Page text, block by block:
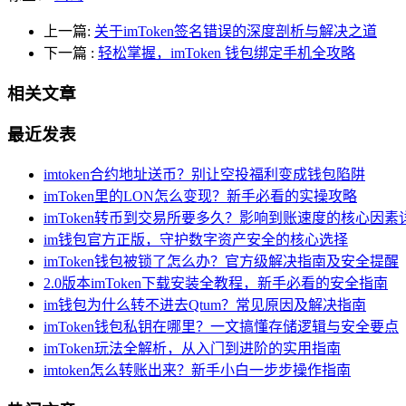
上一篇: 关于imToken签名错误的深度剖析与解决之道
下一篇 : 轻松掌握，imToken 钱包绑定手机全攻略
相关文章
最近发表
imtoken合约地址送币？别让空投福利变成钱包陷阱
imToken里的LON怎么变现？新手必看的实操攻略
imToken转币到交易所要多久？影响到账速度的核心因素
im钱包官方正版，守护数字资产安全的核心选择
imToken钱包被锁了怎么办？官方级解决指南及安全提醒
2.0版本imToken下载安装全教程，新手必看的安全指南
im钱包为什么转不进去Qtum？常见原因及解决指南
imToken钱包私钥在哪里？一文搞懂存储逻辑与安全要点
imToken玩法全解析，从入门到进阶的实用指南
imtoken怎么转账出来？新手小白一步步操作指南